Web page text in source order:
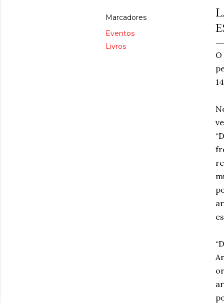
Marcadores
Eventos
Livros